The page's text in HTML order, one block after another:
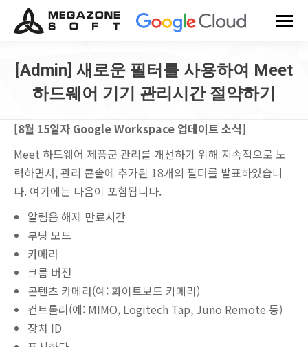
[Admin] 새로운 필터를 사용하여 Meet
하드웨어 기기 관리시간 절약하기
[8월 15일자 Google Workspace 업데이트 소식]
Meet 하드웨어 제품군 관리를 개선하기 위해 지속적으로 노
력하면서, 관리 콘솔에 추가된 18개의 필터를 발표하였습니
다. 여기에는 다음이 포함됩니다.
알림음 해제 만료시간
부팅 모드
카메라
크롬 버전
콘텐츠 카메라(예: 화이트보드 카메라)
컨트롤러(예: MIMO, Logitech Tap, Juno Remote 등)
장치 ID